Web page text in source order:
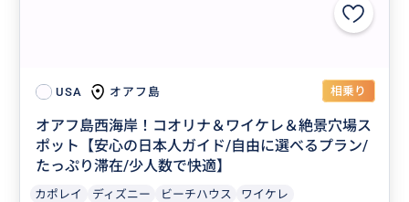
USA オアフ島 相乗り
オアフ島西海岸！コオリナ＆ワイケレ＆絶景穴場ス
ポット【安心の日本人ガイド/自由に選べるプラン/
たっぷり滞在/少人数で快適】
カポレイ ディズニー ビーチハウス ワイケレ